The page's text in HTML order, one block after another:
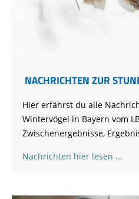
NACHRICHTEN ZUR
Hier erfährst du alle
Wintervögel in Bayern vom
Zwischenergebnisse,
Nachrichten hier lesen